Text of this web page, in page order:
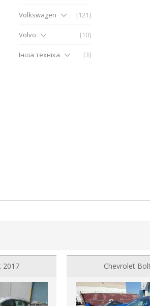
Volkswagen [121]
Volvo [10]
Інша техніка [3]
2017 Chevrolet